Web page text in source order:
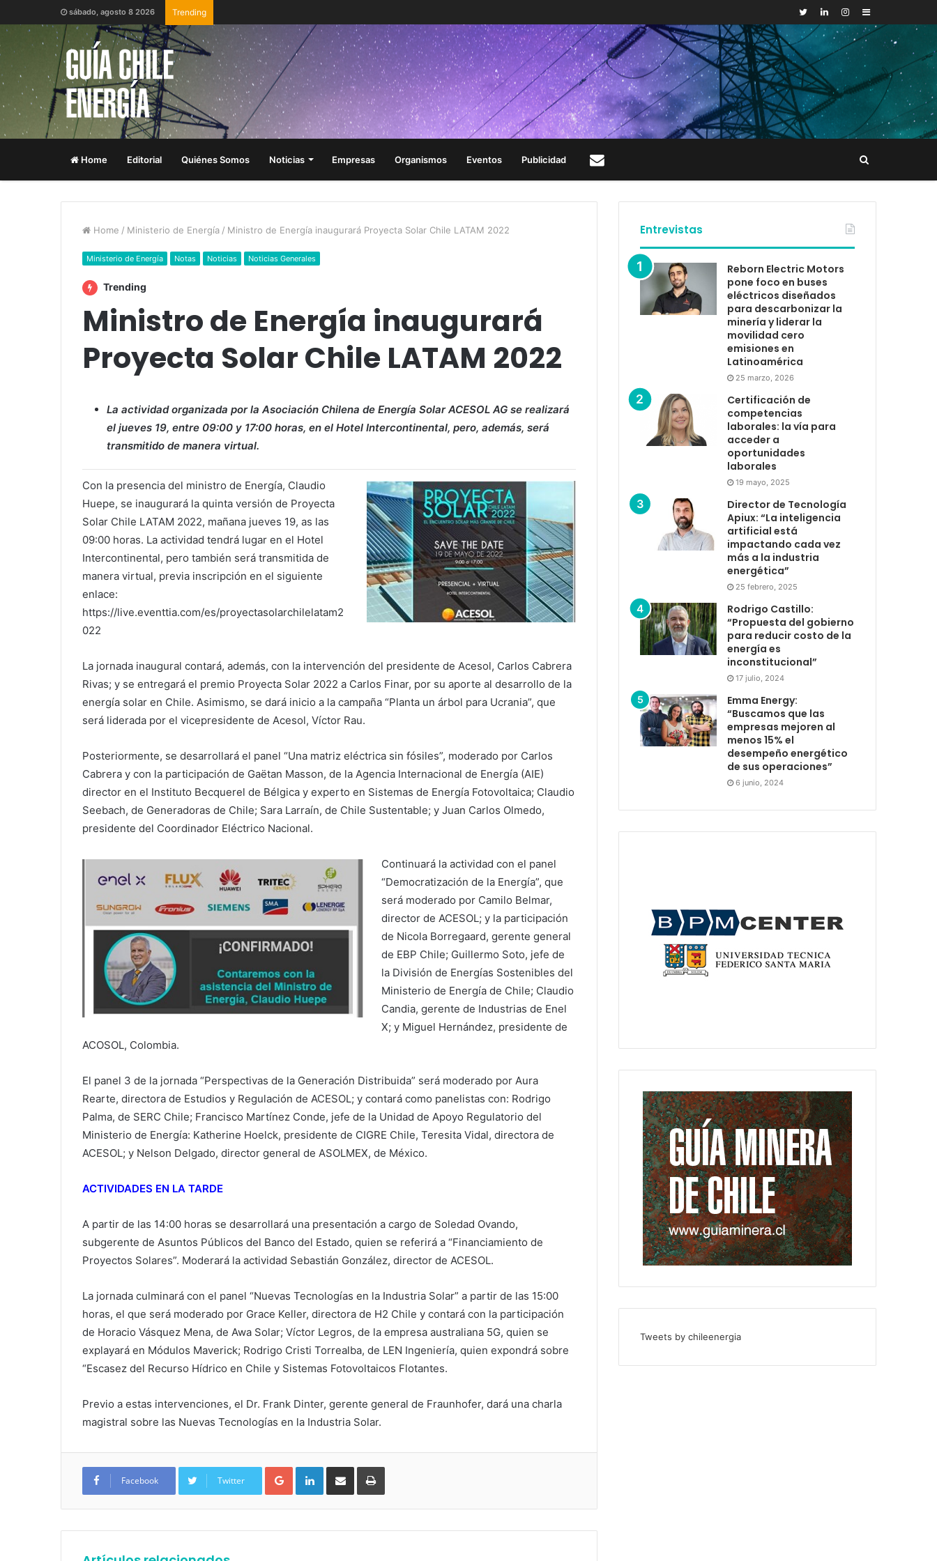
sábado, agosto 8 2026 Trending Sidebar
Home Editorial Quiénes Somos Noticias Empresas Organismos Eventos Publicidad
Home / Ministerio de Energía / Ministro de Energía inaugurará Proyecta Solar Chile LATAM 2022
Ministerio de Energía Notas Noticias Noticias Generales
Trending
Ministro de Energía inaugurará
Proyecta Solar Chile LATAM 2022
La actividad organizada por la Asociación Chilena de Energía Solar ACESOL AG se realizará
el jueves 19, entre 09:00 y 17:00 horas, en el Hotel Intercontinental, pero, además, será
transmitido de manera virtual.
Con la presencia del ministro de Energía, Claudio
Huepe, se inaugurará la quinta versión de Proyecta
Solar Chile LATAM 2022, mañana jueves 19, as las
09:00 horas. La actividad tendrá lugar en el Hotel
Intercontinental, pero también será transmitida de
manera virtual, previa inscripción en el siguiente
enlace:
https://live.eventtia.com/es/proyectasolarchilelatam2
022
La jornada inaugural contará, además, con la intervención del presidente de Acesol, Carlos Cabrera
Rivas; y se entregará el premio Proyecta Solar 2022 a Carlos Finar, por su aporte al desarrollo de la
energía solar en Chile. Asimismo, se dará inicio a la campaña “Planta un árbol para Ucrania”, que
será liderada por el vicepresidente de Acesol, Víctor Rau.
Posteriormente, se desarrollará el panel “Una matriz eléctrica sin fósiles”, moderado por Carlos
Cabrera y con la participación de Gaëtan Masson, de la Agencia Internacional de Energía (AIE)
director en el Instituto Becquerel de Bélgica y experto en Sistemas de Energía Fotovoltaica; Claudio
Seebach, de Generadoras de Chile; Sara Larraín, de Chile Sustentable; y Juan Carlos Olmedo,
presidente del Coordinador Eléctrico Nacional.
Continuará la actividad con el panel
“Democratización de la Energía”, que
será moderado por Camilo Belmar,
director de ACESOL; y la participación
de Nicola Borregaard, gerente general
de EBP Chile; Guillermo Soto, jefe de
la División de Energías Sostenibles del
Ministerio de Energía de Chile; Claudio
Candia, gerente de Industrias de Enel
X; y Miguel Hernández, presidente de
ACOSOL, Colombia.
El panel 3 de la jornada “Perspectivas de la Generación Distribuida” será moderado por Aura
Rearte, directora de Estudios y Regulación de ACESOL; y contará como panelistas con: Rodrigo
Palma, de SERC Chile; Francisco Martínez Conde, jefe de la Unidad de Apoyo Regulatorio del
Ministerio de Energía: Katherine Hoelck, presidente de CIGRE Chile, Teresita Vidal, directora de
ACESOL; y Nelson Delgado, director general de ASOLMEX, de México.
ACTIVIDADES EN LA TARDE
A partir de las 14:00 horas se desarrollará una presentación a cargo de Soledad Ovando,
subgerente de Asuntos Públicos del Banco del Estado, quien se referirá a “Financiamiento de
Proyectos Solares”. Moderará la actividad Sebastián González, director de ACESOL.
La jornada culminará con el panel “Nuevas Tecnologías en la Industria Solar” a partir de las 15:00
horas, el que será moderado por Grace Keller, directora de H2 Chile y contará con la participación
de Horacio Vásquez Mena, de Awa Solar; Víctor Legros, de la empresa australiana 5G, quien se
explayará en Módulos Maverick; Rodrigo Cristi Torrealba, de LEN Ingeniería, quien expondrá sobre
“Escasez del Recurso Hídrico en Chile y Sistemas Fotovoltaicos Flotantes.
Previo a estas intervenciones, el Dr. Frank Dinter, gerente general de Fraunhofer, dará una charla
magistral sobre las Nuevas Tecnologías en la Industria Solar.
Facebook Twitter
Google+ LinkedIn
Entrevistas
Reborn Electric Motors
pone foco en buses
eléctricos diseñados
para descarbonizar la
minería y liderar la
movilidad cero
emisiones en
Latinoamérica
25 marzo, 2026
Certificación de
competencias
laborales: la vía para
acceder a
oportunidades
laborales
19 mayo, 2025
Director de Tecnología
Apiux: “La inteligencia
artificial está
impactando cada vez
más a la industria
energética”
25 febrero, 2025
Rodrigo Castillo:
“Propuesta del gobierno
para reducir costo de la
energía es
inconstitucional”
17 julio, 2024
Emma Energy:
“Buscamos que las
empresas mejoren al
menos 15% el
desempeño energético
de sus operaciones”
6 junio, 2024
Tweets by chileenergia